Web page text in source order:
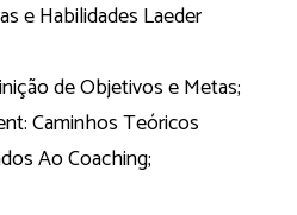
e Habilidades Laeder
de Objetivos e Metas;
Caminhos Teóricos
Ao Coaching;